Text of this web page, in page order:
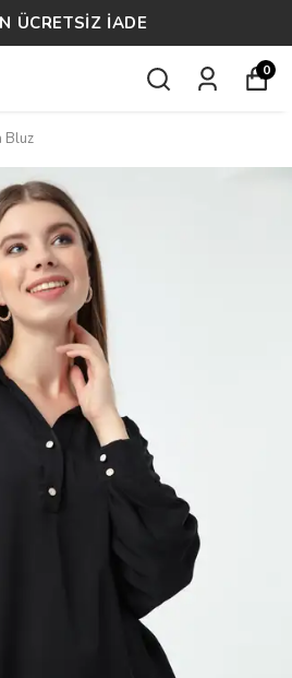
ÜCRETSİZ İADE
0
Bluz